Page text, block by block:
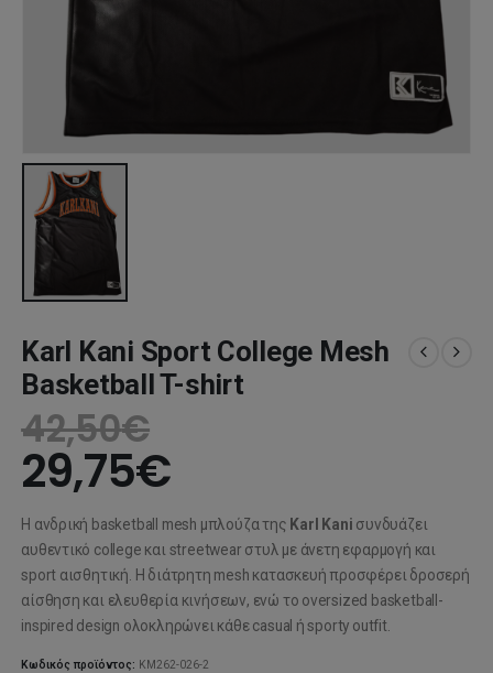
Karl Kani Sport College Mesh
Basketball T-shirt
42,50€
29,75€
Η ανδρική basketball mesh μπλούζα της Karl Kani συνδυάζει
αυθεντικό college και streetwear στυλ με άνετη εφαρμογή και
sport αισθητική. Η διάτρητη mesh κατασκευή προσφέρει δροσερή
αίσθηση και ελευθερία κινήσεων, ενώ το oversized basketball-
inspired design ολοκληρώνει κάθε casual ή sporty outfit.
Κωδικός προϊόντος: KM262-026-2